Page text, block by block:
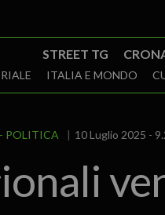
STREET TG
ITALIA E MONDO
POLITICA 10 Luglio 2025 -